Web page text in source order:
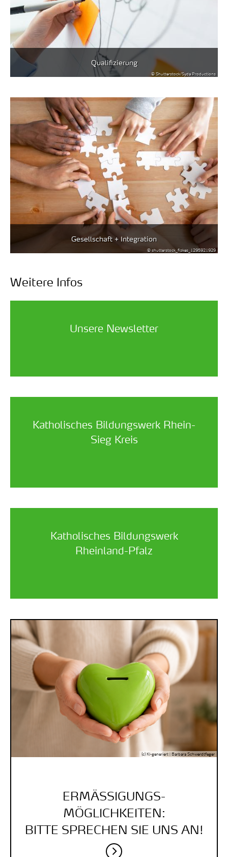
Qualifizierung
© Shutterstock/Syda Productions
Gesellschaft + Integration
© shutterstock_fizkes_1295921929
Weitere Infos
Unsere Newsletter
Katholisches Bildungswerk Rhein-
Sieg Kreis
Katholisches Bildungswerk
Rheinland-Pfalz
(c) KI-generiert | Barbara Schwerdtfeger
ERMÄSSIGUNGS-
MÖGLICHKEITEN:
BITTE SPRECHEN SIE UNS AN!